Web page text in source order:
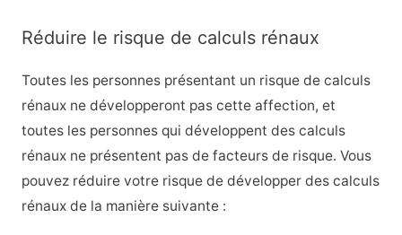
Réduire le risque de calculs rénaux
Toutes les personnes présentant un risque de calculs
rénaux ne développeront pas cette affection, et
toutes les personnes qui développent des calculs
rénaux ne présentent pas de facteurs de risque. Vous
pouvez réduire votre risque de développer des calculs
rénaux de la manière suivante :